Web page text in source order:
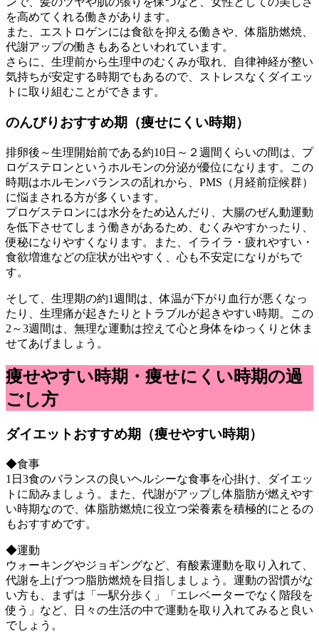
を高めてくれる働きがあります。
また、エストロゲンには食欲を抑える働きや、体脂肪燃焼、
代謝アップの働きもあるといわれています。
さらに、生理前から生理中のむくみが取れ、自律神経が整い
気持ちが安定する時期でもあるので、ストレスなくダイエッ
トに取り組むことができます。
のんびりおすすめ期（痩せにくい時期）
排卵後～生理開始前である約10日～２週間くらいの間は、プ
ロゲステロンというホルモンの分泌が優位になります。この
時期はホルモンバランスの乱れから、PMS（月経前症候群）
に悩まされる方が多くいます。
プロゲステロンには水分をため込んだり、大腸のぜん動運動
を低下させてしまう働きがあるため、むくみやすかったり、
便秘になりやすくなります。また、イライラ・疲れやすい・
食欲増進などの症状が出やすく、心も不安定になりがちで
す。
そして、生理期の約1週間は、体温が下がり血行が悪くなっ
たり、生理痛が起きたりとトラブルが起きやすい時期。この
2～3週間は、無理な運動は控えて心と身体をゆっくりと休ま
せてあげましょう。
痩せやすい時期・痩せにくい時期の過
ごし方
ダイエットおすすめ期（痩せやすい時期）
◆食事
1日3食のバランスの良いヘルシーな食事を心掛け、ダイエッ
トに励みましょう。また、代謝がアップし体脂肪が燃えやす
い時期なので、体脂肪燃焼に役立つ栄養素を積極的にとるの
もおすすめです。
◆運動
ウォーキングやジョギングなど、有酸素運動を取り入れて、
代謝を上げつつ脂肪燃焼を目指しましょう。運動の習慣がな
い方も、まずは「一駅分歩く」「エレベーターでなく階段を
使う」など、日々の生活の中で運動を取り入れてみると良い
でしょう。